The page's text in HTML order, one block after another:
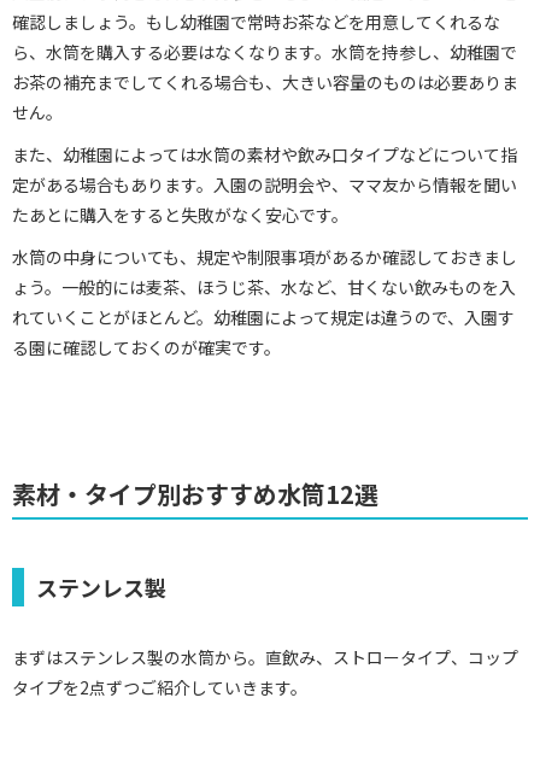
確認しましょう。もし幼稚園で常時お茶などを用意してくれるな
ら、水筒を購入する必要はなくなります。水筒を持参し、幼稚園で
お茶の補充までしてくれる場合も、大きい容量のものは必要ありま
せん。
また、幼稚園によっては水筒の素材や飲み口タイプなどについて指
定がある場合もあります。入園の説明会や、ママ友から情報を聞い
たあとに購入をすると失敗がなく安心です。
水筒の中身についても、規定や制限事項があるか確認しておきまし
ょう。一般的には麦茶、ほうじ茶、水など、甘くない飲みものを入
れていくことがほとんど。幼稚園によって規定は違うので、入園す
る園に確認しておくのが確実です。
素材・タイプ別おすすめ水筒12選
ステンレス製
まずはステンレス製の水筒から。直飲み、ストロータイプ、コップ
タイプを2点ずつご紹介していきます。